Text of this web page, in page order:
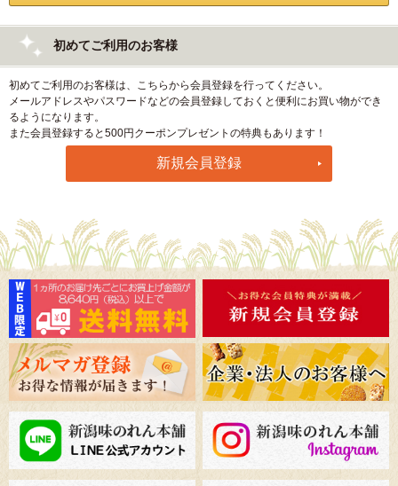
初めてご利用のお客様
初めてご利用のお客様は、こちらから会員登録を行ってください。
メールアドレスやパスワードなどの会員登録しておくと便利にお買い物ができ
るようになります。
また会員登録すると500円クーポンプレゼントの特典もあります！